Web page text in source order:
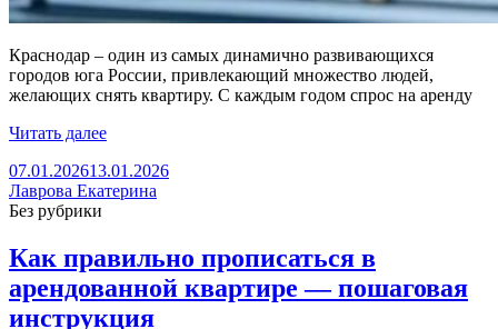
Краснодар – один из самых динамично развивающихся
городов юга России, привлекающий множество людей,
желающих снять квартиру. С каждым годом спрос на аренду
Читать далее
07.01.202613.01.2026
Лаврова Екатерина
Без рубрики
Как правильно прописаться в
арендованной квартире — пошаговая
инструкция